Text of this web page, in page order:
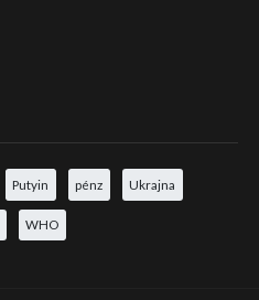
Putyin pénz Ukrajna
WHO